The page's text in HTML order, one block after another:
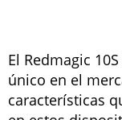
El Redmagic
único en el
características